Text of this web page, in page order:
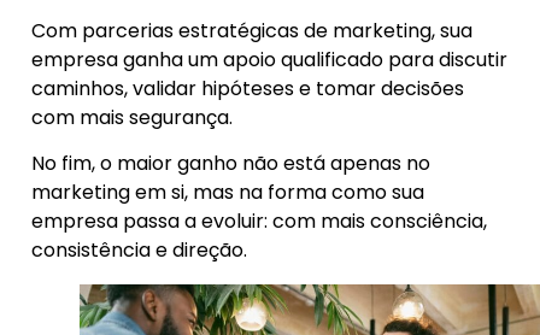
Com parcerias estratégicas de marketing, sua
empresa ganha um apoio qualificado para discutir
caminhos, validar hipóteses e tomar decisões
com mais segurança.
No fim, o maior ganho não está apenas no
marketing em si, mas na forma como sua
empresa passa a evoluir: com mais consciência,
consistência e direção.